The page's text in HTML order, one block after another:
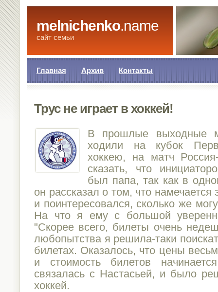
melnichenko.name
сайт семьи
Главная Архив Контакты
Трус не играет в хоккей!
В прошлые выходные
ходили на кубок
хоккею, на матч
сказать, что
был папа, так как в
он рассказал о том, что намечается
и поинтересовался, сколько же
На что я ему с большой
"Скорее всего, билеты очень
любопытства я решила-таки
билетах. Оказалось, что цены
и стоимость билетов
связалась с Настасьей, и было
хоккей.